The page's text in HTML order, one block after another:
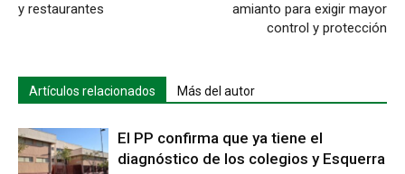
y restaurantes
amianto para exigir mayor
control y protección
Artículos relacionados Más del autor
El PP confirma que ya tiene el
diagnóstico de los colegios y Esquerra